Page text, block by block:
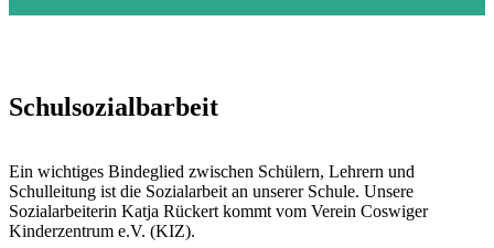
Schulsozialbarbeit
Ein wichtiges Bindeglied zwischen Schülern, Lehrern und
Schulleitung ist die Sozialarbeit an unserer Schule. Unsere
Sozialarbeiterin Katja Rückert kommt vom Verein Coswiger
Kinderzentrum e.V. (KIZ).